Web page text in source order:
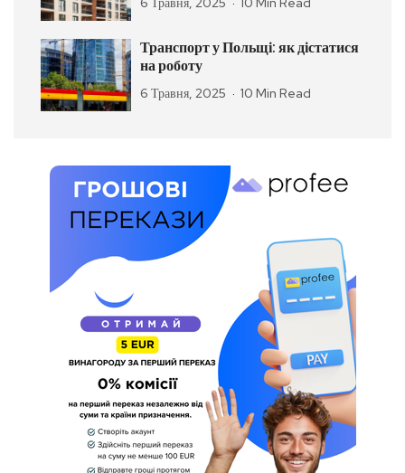
Транспорт у Польщі: як дістатися
на роботу
6 Травня, 2025 10 Min Read